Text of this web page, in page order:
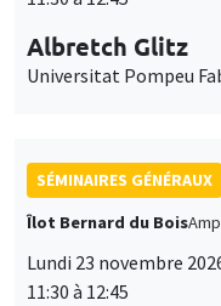
Albretch Glitz
Universitat Pompeu
SÉMINAIRES GÉNÉRAUX
Îlot Bernard du Bois
Lundi 23 novembre
11:30 à 12:45